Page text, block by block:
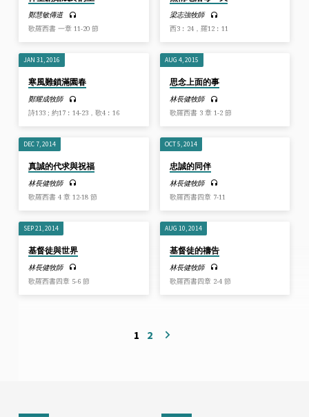
鄭慧敏傳道
歌羅西書 一章 11-20 節
梁志強牧師
西3︰24，羅12︰11
JAN 31, 2016
寒風難鎖滿園春
鄭耀成牧師
詩133 ; 約17︰14-23，歌4︰16
AUG 4, 2015
思念上面的事
林長健牧師
歌羅西書 3 章 1-2 節
DEC 7, 2014
真誠的代求與祝福
林長健牧師
歌羅西書 4 章 12-18 節
OCT 5, 2014
忠誠的同伴
林長健牧師
歌羅西書四章 7-11
SEP 21, 2014
基督徒與世界
林長健牧師
歌羅西書四章 5-6 節
AUG 10, 2014
基督徒的禱告
林長健牧師
歌羅西書四章 2-4 節
1 2